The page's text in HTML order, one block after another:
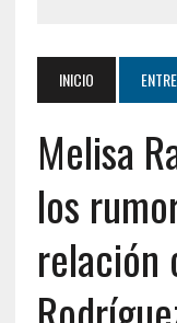
INICIO
Melisa
los
relación